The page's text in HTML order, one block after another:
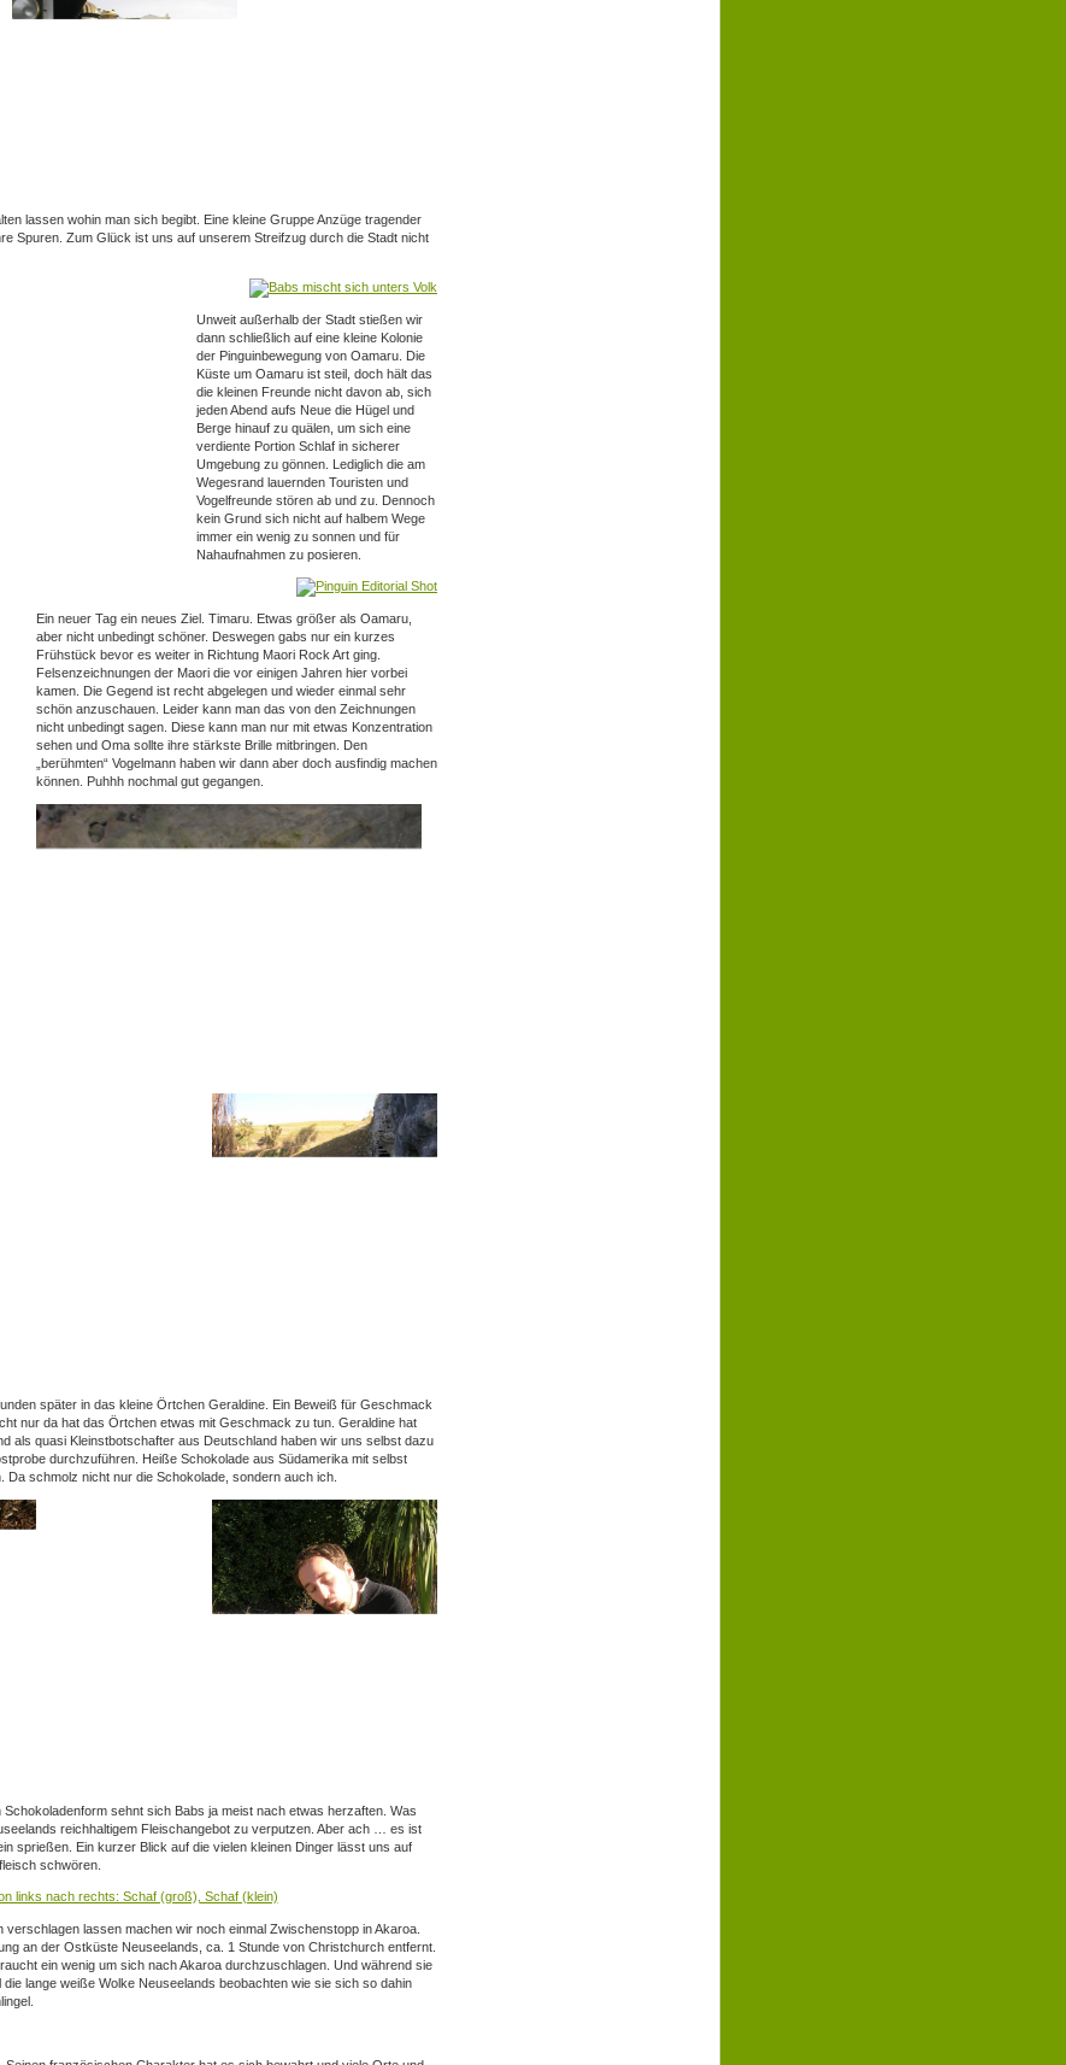
lassen wohin man sich begibt. Eine kleine Gruppe Anzüge tragender
Spuren. Zum Glück ist uns auf unserem Streifzug durch die Stadt nicht
Unweit außerhalb der Stadt stießen wir
dann schließlich auf eine kleine Kolonie
der Pinguinbewegung von Oamaru. Die
Küste um Oamaru ist steil, doch hält das
die kleinen Freunde nicht davon ab, sich
jeden Abend aufs Neue die Hügel und
Berge hinauf zu quälen, um sich eine
verdiente Portion Schlaf in sicherer
Umgebung zu gönnen. Lediglich die am
Wegesrand lauernden Touristen und
Vogelfreunde stören ab und zu. Dennoch
kein Grund sich nicht auf halbem Wege
immer ein wenig zu sonnen und für
Nahaufnahmen zu posieren.
Ein neuer Tag ein neues Ziel. Timaru. Etwas größer als Oamaru,
aber nicht unbedingt schöner. Deswegen gabs nur ein kurzes
Frühstück bevor es weiter in Richtung Maori Rock Art ging.
Felsenzeichnungen der Maori die vor einigen Jahren hier vorbei
kamen. Die Gegend ist recht abgelegen und wieder einmal sehr
schön anzuschauen. Leider kann man das von den Zeichnungen
nicht unbedingt sagen. Diese kann man nur mit etwas Konzentration
sehen und Oma sollte ihre stärkste Brille mitbringen. Den
„berühmten“ Vogelmann haben wir dann aber doch ausfindig machen
können. Puhhh nochmal gut gegangen.
später in das kleine Örtchen Geraldine. Ein Beweiß für Geschmack
nur da hat das Örtchen etwas mit Geschmack zu tun. Geraldine hat
als quasi Kleinstbotschafter aus Deutschland haben wir uns selbst dazu
durchzuführen. Heiße Schokolade aus Südamerika mit selbst
Da schmolz nicht nur die Schokolade, sondern auch ich.
sehnt sich Babs ja meist nach etwas herzaften. Was
reichhaltigem Fleischangebot zu verputzen. Aber ach … es ist
sprießen. Ein kurzer Blick auf die vielen kleinen Dinger lässt uns auf
schwören.
lassen machen wir noch einmal Zwischenstopp in Akaroa.
an der Ostküste Neuseelands, ca. 1 Stunde von Christchurch entfernt.
ein wenig um sich nach Akaroa durchzuschlagen. Und während sie
lange weiße Wolke Neuseelands beobachten wie sie sich so dahin